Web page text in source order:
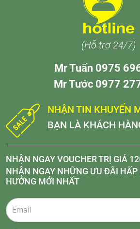
(Hỗ trợ 24/7)
Mr Tuấn 0975
Mr Tước 0977
NHẬN TIN KHUYẾN
BẠN LÀ KHÁCH
NHẬN NGAY VOUCHER TRỊ GIÁ
NHẬN NGAY NHỮNG ƯU ĐÃI HẤP
HƯỚNG MỚI NHẤT